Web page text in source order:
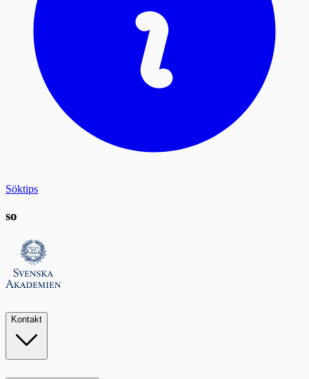
Söktips
so
Kontakt